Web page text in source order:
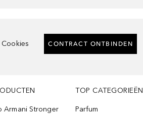
Cookies CONTRACT ONTBINDEN
Armani Stronger
TOP CATEGORIEËN
Parfum